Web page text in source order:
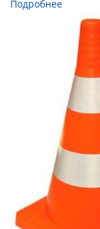
Подробнее